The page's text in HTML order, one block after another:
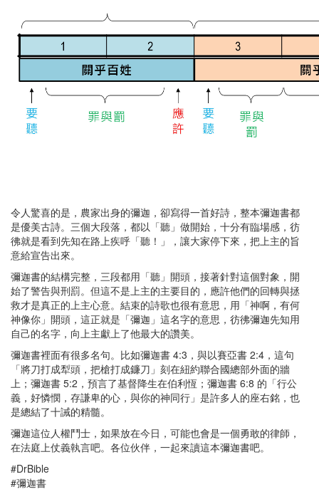
令人驚喜的是，農家出身的彌迦，卻寫得一首好詩，整本彌迦書都
是優美古詩。三個大段落，都以「聽」做開始，十分有臨場感，彷
彿就是看到先知在路上疾呼「聽！」，讓大家停下來，把上主的旨
意給宣告出來。
彌迦書的結構完整，三段都用「聽」開頭，接著針對這個對象，開
始了警告與刑罰。但這不是上主的主要目的，應許他們的回轉與拯
救才是真正的上主心意。結束的詩歌也很有意思，用「神啊，有何
神像你」開頭，這正就是「彌迦」這名字的意思，彷彿彌迦先知用
自己的名字，向上主獻上了他最大的讚美。
彌迦書裡面有很多名句。比如彌迦書 4:3，與以賽亞書 2:4，這句
「將刀打成犁頭，把槍打成鐮刀」刻在紐約聯合國總部外面的牆
上；彌迦書 5:2，預言了基督降生在伯利恆；彌迦書 6:8 的「行公
義，好憐憫，存謙卑的心，與你的神同行」是許多人的座右銘，也
是總結了十誡的精髓。
彌迦這位人權鬥士，如果放在今日，可能也會是一個勇敢的律師，
在法庭上仗義執言吧。各位伙伴，一起來讀這本彌迦書吧。
#DrBible
#彌迦書